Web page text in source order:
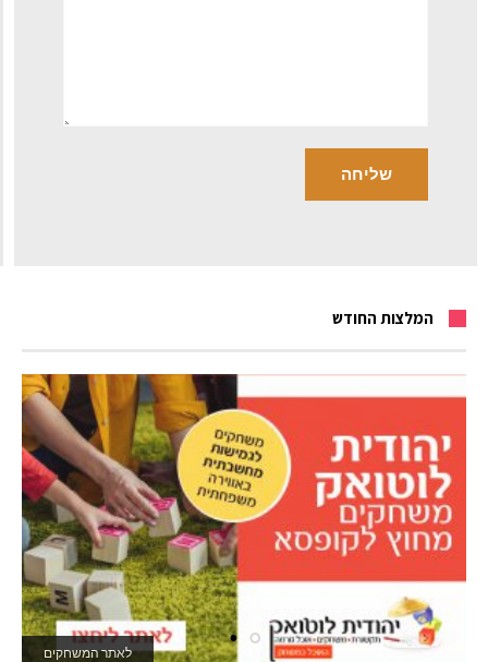
המלצות החודש
לאתר המשחקים